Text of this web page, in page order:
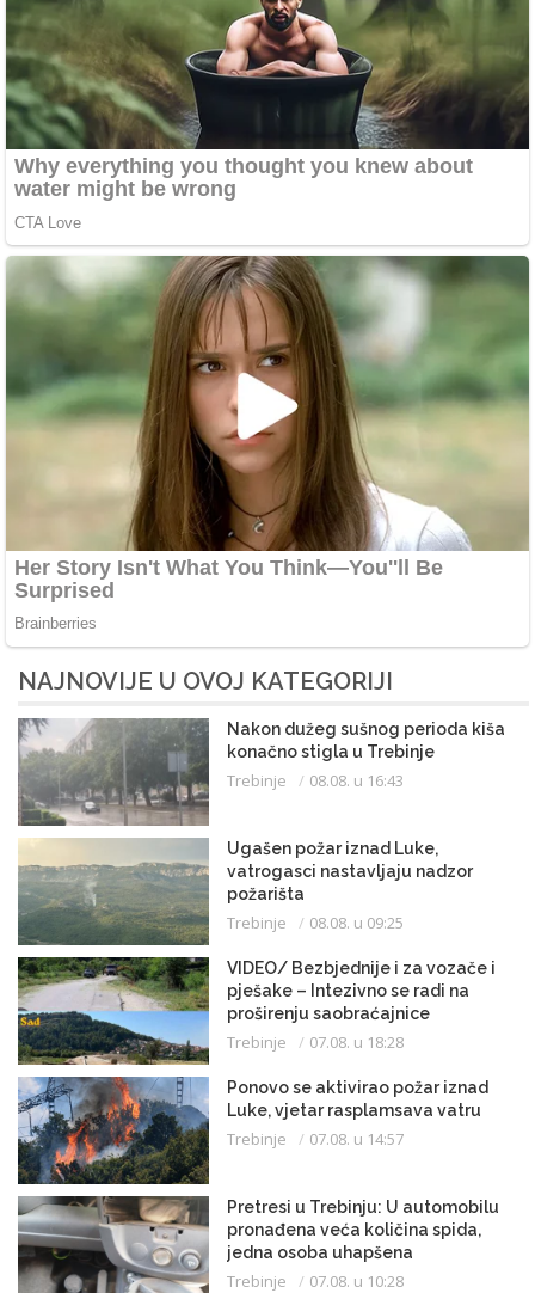
NAJNOVIJE U OVOJ KATEGORIJI
Nakon dužeg sušnog perioda kiša
konačno stigla u Trebinje
Trebinje 08.08. u 16:43
Ugašen požar iznad Luke,
vatrogasci nastavljaju nadzor
požarišta
Trebinje 08.08. u 09:25
VIDEO/ Bezbjednije i za vozače i
pješake – Intezivno se radi na
proširenju saobraćajnice
Trebinje 07.08. u 18:28
Ponovo se aktivirao požar iznad
Luke, vjetar rasplamsava vatru
Trebinje 07.08. u 14:57
Pretresi u Trebinju: U automobilu
pronađena veća količina spida,
jedna osoba uhapšena
Trebinje 07.08. u 10:28